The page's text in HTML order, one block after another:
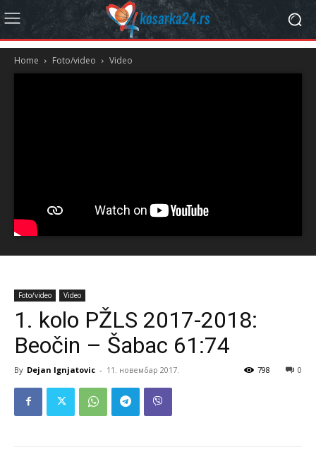
Home Foto/video Video
Foto/video Video
1. kolo PŽLS 2017-2018:
Beočin – Šabac 61:74
By Dejan Ignjatovic - 11. новембар 2017. 0
798